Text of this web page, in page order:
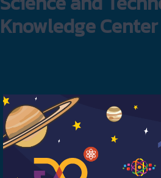
Knowledge Center